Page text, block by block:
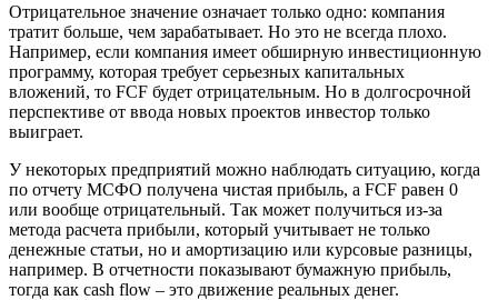
Отрицательное значение означает только одно: компания
тратит больше, чем зарабатывает. Но это не всегда плохо.
Например, если компания имеет обширную инвестиционную
программу, которая требует серьезных капитальных
вложений, то FCF будет отрицательным. Но в долгосрочной
перспективе от ввода новых проектов инвестор только
выиграет.
У некоторых предприятий можно наблюдать ситуацию, когда
по отчету МСФО получена чистая прибыль, а FCF равен 0
или вообще отрицательный. Так может получиться из-за
метода расчета прибыли, который учитывает не только
денежные статьи, но и амортизацию или курсовые разницы,
например. В отчетности показывают бумажную прибыль,
тогда как cash flow – это движение реальных денег.